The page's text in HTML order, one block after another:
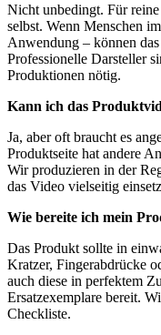
Nicht unbedingt. Für
selbst. Wenn Menschen
Anwendung – können
Professionelle Darsteller
Produktionen nötig.
Kann ich das
Ja, aber oft braucht es
Produktseite hat andere
Wir produzieren in der
das Video vielseitig
Wie bereite ich mein
Das Produkt sollte in
Kratzer, Fingerabdrücke
auch diese in perfektem
Ersatzexemplare bereit.
Checkliste.